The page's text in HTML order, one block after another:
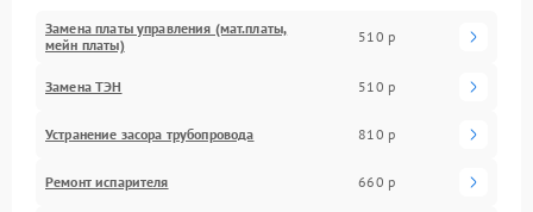
Замена платы управления (мат.платы,
мейн платы)
510 р
Замена ТЭН 510 р
Устранение засора трубопровода 810 р
Ремонт испарителя 660 р